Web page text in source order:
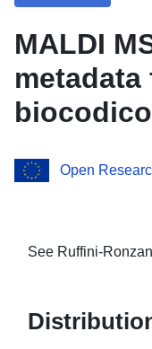
MALDI
of the
archive
Open
See Ruffini-